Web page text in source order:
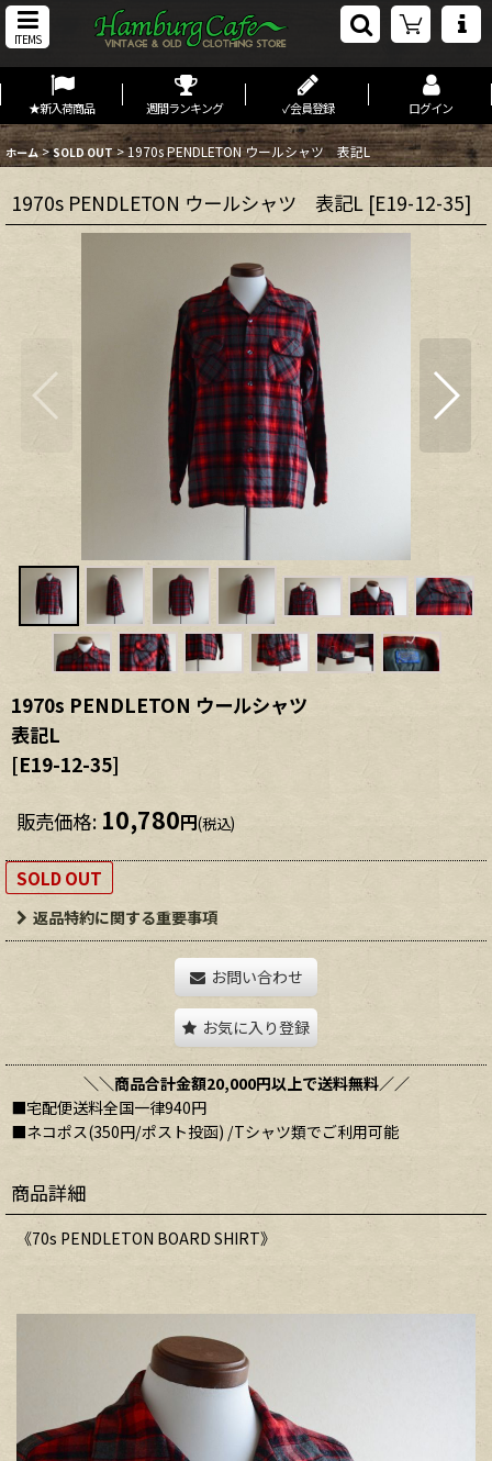
ITEMS
★新入荷商品 週間ランキング ✓会員登録 ログイン
ホーム > SOLD OUT >1970s PENDLETON ウールシャツ 表記L
1970s PENDLETON ウールシャツ 表記L [E19-12-35]
1970s PENDLETON ウールシャツ
表記L
[E19-12-35]
販売価格: 10,780円(税込)
SOLD OUT
返品特約に関する重要事項
お問い合わせ
お気に入り登録
＼＼商品合計金額20,000円以上で送料無料／／
■宅配便送料全国一律940円
■ネコポス(350円/ポスト投函) /Tシャツ類でご利用可能
商品詳細
《70s PENDLETON BOARD SHIRT》